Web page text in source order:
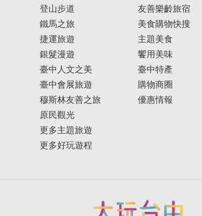
登山步道
鐵馬之旅
捷運旅遊
銀髮漫遊
臺中人文之美
臺中會展旅遊
穆斯林友善之旅
原民觀光
更多主題旅遊
更多好玩遊程
友善樂齡旅宿
美食購物快搜
主題美食
饗用美味
臺中特產
購物商圈
優惠情報